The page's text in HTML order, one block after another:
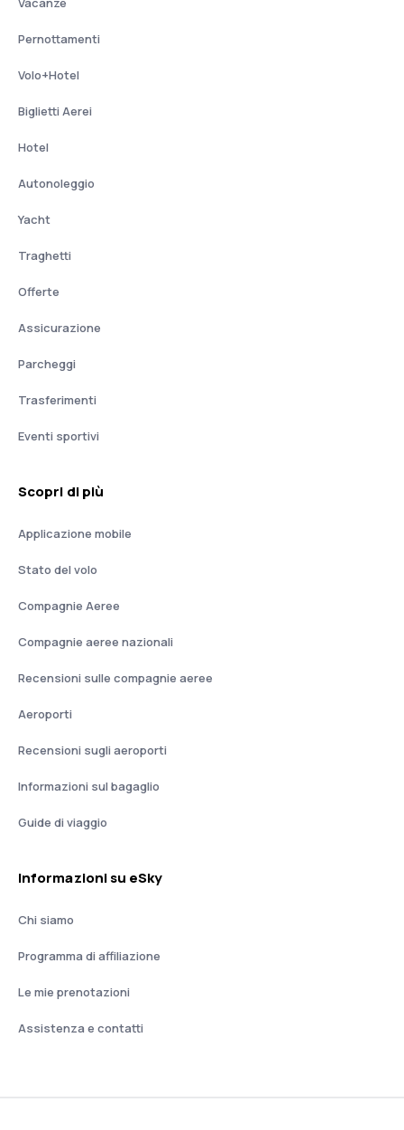
Pernottamenti
Volo+Hotel
Biglietti Aerei
Hotel
Autonoleggio
Yacht
Traghetti
Offerte
Assicurazione
Parcheggi
Trasferimenti
Eventi sportivi
Scopri di più
Applicazione mobile
Stato del volo
Compagnie Aeree
Compagnie aeree nazionali
Recensioni sulle compagnie aeree
Aeroporti
Recensioni sugli aeroporti
Informazioni sul bagaglio
Guide di viaggio
Informazioni su eSky
Chi siamo
Programma di affiliazione
Le mie prenotazioni
Assistenza e contatti